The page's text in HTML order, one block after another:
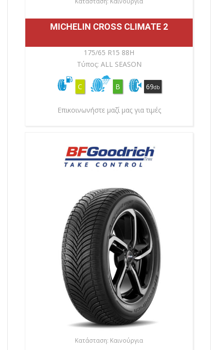
MICHELIN CROSS CLIMATE 2
175/65 R15 88H
Τύπος: ALL SEASON
C B 69db
Επικοινωνήστε μαζί μας για τιμές
Κατάσταση: Καινούργια